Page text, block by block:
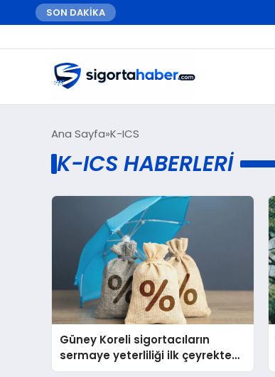
SON DAKİKA
Ana Sayfa K-ICS
K-ICS HABERLERI
Güney Koreli sigortacıların
sermaye yeterliliği ilk çeyrekte
yükseldi